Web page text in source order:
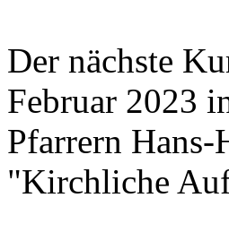
Der nächste
Februar 2023
Pfarrern Hans-
"Kirchliche